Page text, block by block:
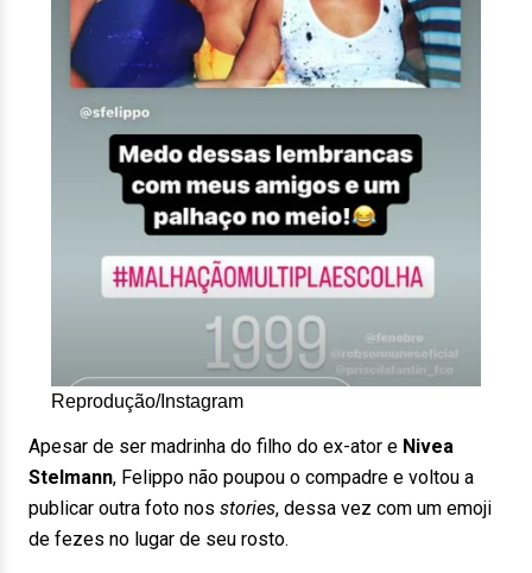
Reprodução/Instagram
Apesar de ser madrinha do filho do ex-ator e Nivea
Stelmann, Felippo não poupou o compadre e voltou a
publicar outra foto nos stories, dessa vez com um emoji
de fezes no lugar de seu rosto.